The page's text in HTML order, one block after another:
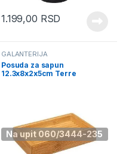
1.199,00 RSD
Na upit 060/3444-235
GALANTERIJA
Posuda za sapun
12.3x8x2x5cm Terre